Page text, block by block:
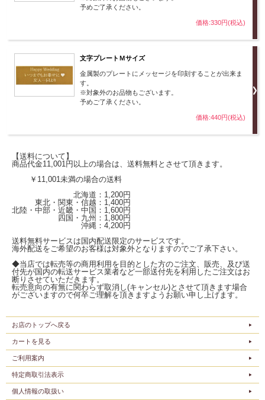
予めご了承ください。
価格:330円(税込)
文字プレートＭサイズ
金属製のプレートにメッセージを印刻することが出来ま
す。
※対象外のお品物もございます。
予めご了承ください。
価格:440円(税込)
【送料について】
商品代金11,001円以上の場合は、送料無料とさせて頂きます。
￥11,001未満の場合の送料
北海道：1,200円
東北・関東・信越：1,400円
北陸・中部・近畿・中国：1,600円
四国・九州：1,800円
沖縄：4,200円
送料無料サービスは国内配送限定のサービスです。
海外配送をご希望のお客様は対象外となりますのでご了承下さい。
◆当店では転売等の商用利用を目的とした方のご注文、販売、及び送
付先が国内の転送サービス業者など一部送付先を利用したご注文はお
断りさせていただきます。
転売意向の有無に関わらず取消し(キャンセル)とさせて頂きます場合
がございますので何卒ご理解を頂きますようお願い申し上げます。
お店のトップへ戻る
カートを見る
ご利用案内
特定商取引法表示
個人情報の取扱い